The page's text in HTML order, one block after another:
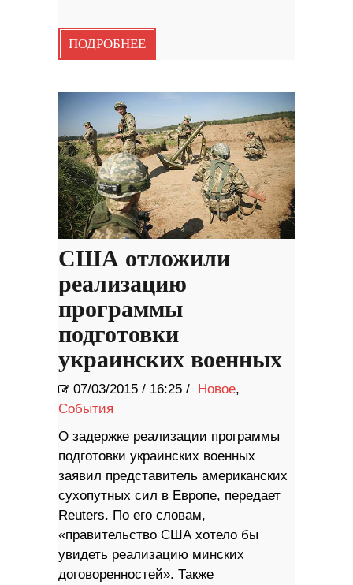
ПОДРОБНЕЕ
США отложили
реализацию
программы
подготовки
украинских военных
07/03/2015 / 16:25 / Новое,
События
О задержке реализации программы
подготовки украинских военных
заявил представитель американских
сухопутных сил в Европе, передает
Reuters. По его словам,
«правительство США хотело бы
увидеть реализацию минских
договоренностей». Также